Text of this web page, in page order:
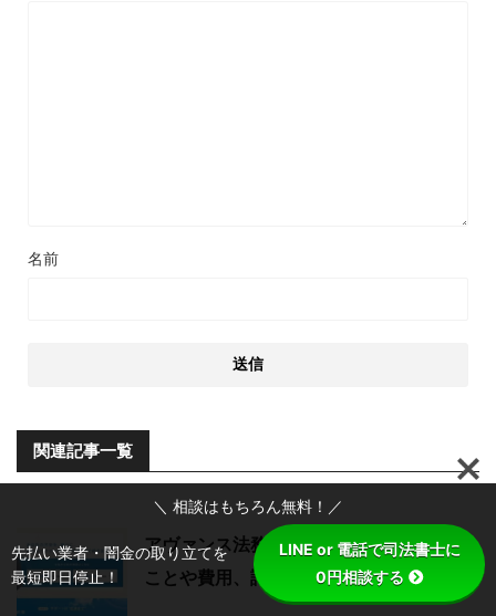
名前
関連記事一覧
アヴァンス法務事務所とは？ 依頼できる
ことや費用、評判、強みなどを解説！
＼ 相談はもちろん無料！／
先払い業者・闇金の取り立てを
最短即日停止！
LINE or 電話で司法書士に
0円相談する